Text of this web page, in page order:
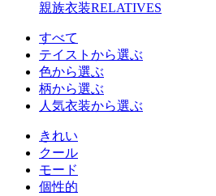
親族衣装RELATIVES
すべて
テイストから選ぶ
色から選ぶ
柄から選ぶ
人気衣装から選ぶ
きれい
クール
モード
個性的